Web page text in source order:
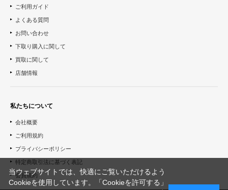
ご利用ガイド
よくある質問
お問い合わせ
下取り購入に関して
買取に関して
店舗情報
私たちについて
会社概要
ご利用規約
プライバシーポリシー
特定商取引法に基づく表記
会員規約
当ウェブサイトでは、快適にご覧いただけるよう
Cookieを使用しています。「Cookieを許可する」